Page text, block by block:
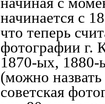
начинается с
что теперь
фотографии г.
1870-ых, 1880-
(можно
советская